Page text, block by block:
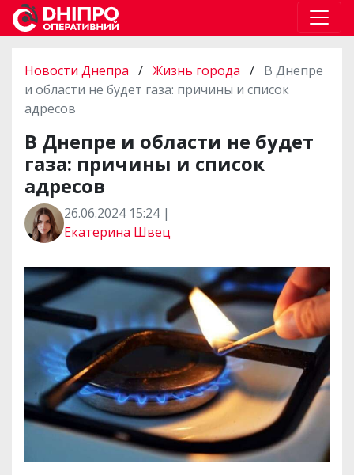
Новости Днепра / Жизнь города / В Днепре
и области не будет газа: причины и список
адресов
В Днепре и области не будет
газа: причины и список
адресов
26.06.2024 15:24 |
Екатерина Швец